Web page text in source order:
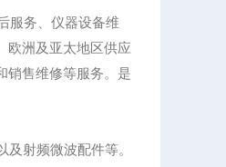
服务、仪器设备维
欧洲及亚太地区供应
销售维修等服务。是
射频微波配件等。